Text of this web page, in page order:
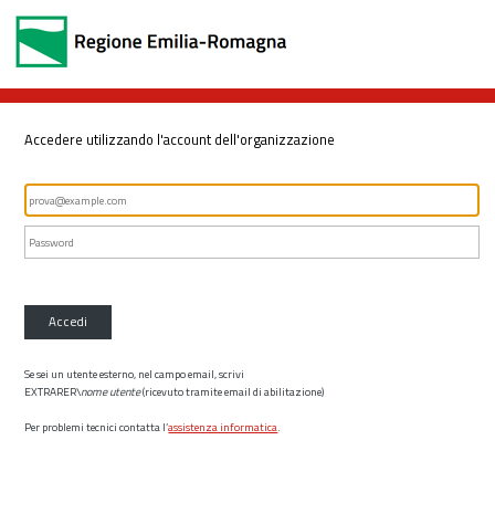
Accedere utilizzando l'account dell'organizzazione
Accedi
Se sei un utente esterno, nel campo email, scrivi
EXTRARER\nome utente(ricevuto tramite email di abilitazione)
Per problemi tecnici contatta l’assistenza informatica.